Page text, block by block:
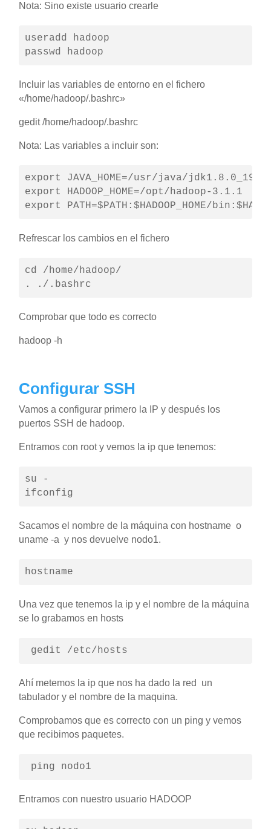
Nota: Sino existe usuario crearle
useradd hadoop
passwd hadoop
Incluir las variables de entorno en el fichero
«/home/hadoop/.bashrc»
gedit /home/hadoop/.bashrc
Nota: Las variables a incluir son:
export JAVA_HOME=/usr/java/jdk1.8.0_191-
export HADOOP_HOME=/opt/hadoop-3.1.1
export PATH=$PATH:$HADOOP_HOME/
Refrescar los cambios en el fichero
cd /home/hadoop/
. ./.bashrc
Comprobar que todo es correcto
hadoop -h
Configurar SSH
Vamos a configurar primero la IP y después los
puertos SSH de hadoop.
Entramos con root y vemos la ip que tenemos:
su -
ifconfig
Sacamos el nombre de la máquina con hostname o
uname -a y nos devuelve nodo1.
hostname
Una vez que tenemos la ip y el nombre de la máquina
se lo grabamos en hosts
gedit /etc/hosts
Ahí metemos la ip que nos ha dado la red un
tabulador y el nombre de la maquina.
Comprobamos que es correcto con un ping y vemos
que recibimos paquetes.
ping nodo1
Entramos con nuestro usuario HADOOP